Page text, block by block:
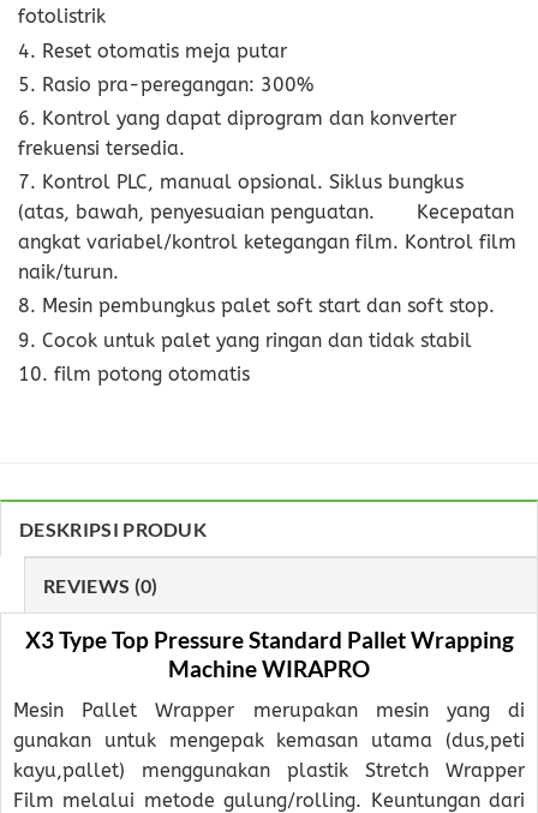
fotolistrik
4. Reset otomatis meja putar
5. Rasio pra-peregangan: 300%
6. Kontrol yang dapat diprogram dan konverter
frekuensi tersedia.
7. Kontrol PLC, manual opsional. Siklus bungkus
(atas, bawah, penyesuaian penguatan. Kecepatan
angkat variabel/kontrol ketegangan film. Kontrol film
naik/turun.
8. Mesin pembungkus palet soft start dan soft stop.
9. Cocok untuk palet yang ringan dan tidak stabil
10. film potong otomatis
DESKRIPSI PRODUK
REVIEWS (0)
X3 Type Top Pressure Standard Pallet Wrapping
Machine WIRAPRO
Mesin Pallet Wrapper merupakan mesin yang di
gunakan untuk mengepak kemasan utama (dus,peti
kayu,pallet) menggunakan plastik Stretch Wrapper
Film melalui metode gulung/rolling. Keuntungan dari